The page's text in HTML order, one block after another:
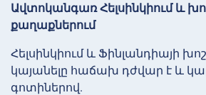
Ավտոկանգառ Հելսինկիում և
քաղաքներում
Հելսինկիում և Ֆինլանդիայի
կայանելը հաճախ դժվար է և
գոտիներով.